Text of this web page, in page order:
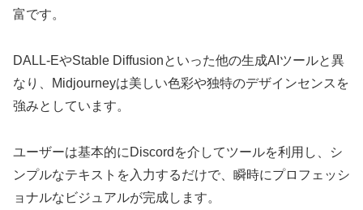
富です。
DALL-EやStable Diffusionといった他の生成AIツールと異
なり、Midjourneyは美しい色彩や独特のデザインセンスを
強みとしています。
ユーザーは基本的にDiscordを介してツールを利用し、シ
ンプルなテキストを入力するだけで、瞬時にプロフェッシ
ョナルなビジュアルが完成します。